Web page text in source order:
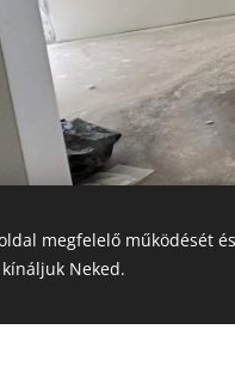
megfelelő működését
Neked.